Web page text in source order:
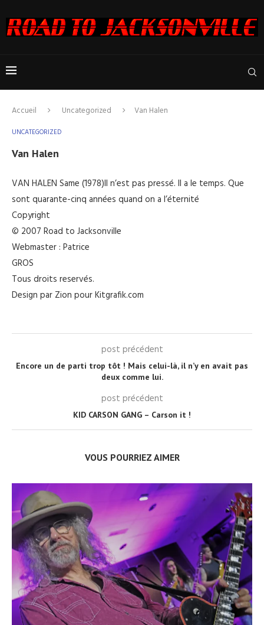
Accueil Uncategorized Van Halen
UNCATEGORIZED
Van Halen
VAN HALEN Same (1978)Il n’est pas pressé. Il a le temps. Que
sont quarante-cinq années quand on a l’éternité
Copyright
© 2007 Road to Jacksonville
Webmaster : Patrice
GROS
Tous droits reservés.
Design par Zion pour Kitgrafik.com
post précédent
Encore un de parti trop tôt ! Mais celui-là, il n’y en avait pas
deux comme lui.
post précédent
KID CARSON GANG – Carson it !
VOUS POURRIEZ AIMER